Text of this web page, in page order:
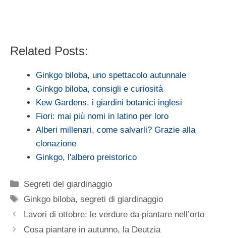
Related Posts:
Ginkgo biloba, uno spettacolo autunnale
Ginkgo biloba, consigli e curiosità
Kew Gardens, i giardini botanici inglesi
Fiori: mai più nomi in latino per loro
Alberi millenari, come salvarli? Grazie alla
clonazione
Ginkgo, l'albero preistorico
Categorie
Segreti del giardinaggio
Tag
Ginkgo biloba,segreti di giardinaggio
Lavori di ottobre: le verdure da piantare nell’orto
Cosa piantare in autunno, la Deutzia